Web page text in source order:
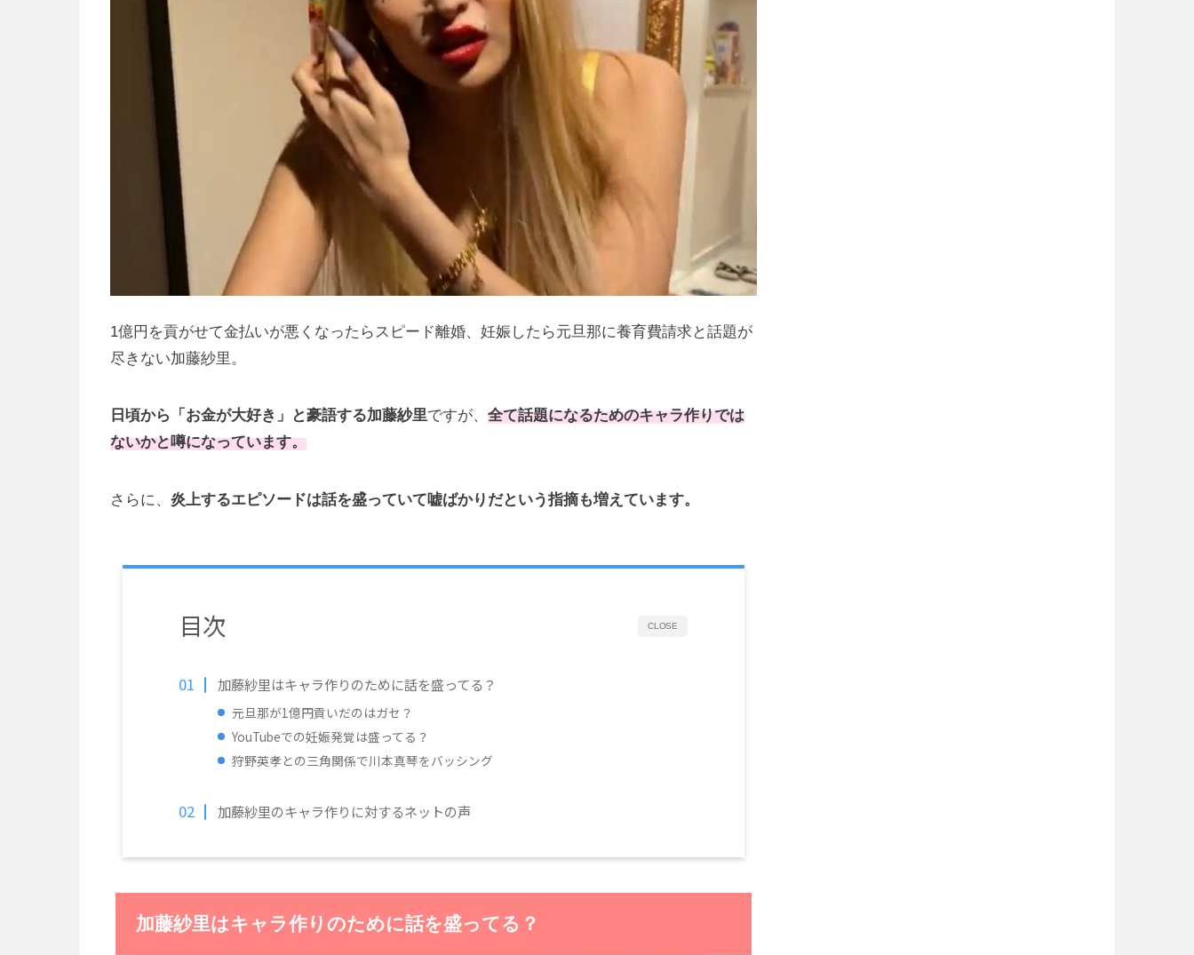
1億円を貢がせて金払いが悪くなったらスピード離婚、妊娠したら元旦那に養育費請求と話題が
尽きない加藤紗里。
日頃から「お金が大好き」と豪語する加藤紗里ですが、 全て話題になるためのキャラ作りでは
ないかと噂になっています。
さらに、 炎上するエピソードは話を盛っていて嘘ばかりだという指摘も増えています。
CLOSE
目次
加藤紗里はキャラ作りのために話を盛ってる？
元旦那が1億円貢いだのはガセ？
YouTubeでの妊娠発覚は盛ってる？
狩野英孝との三角関係で川本真琴をバッシング
加藤紗里のキャラ作りに対するネットの声
加藤紗里はキャラ作りのために話を盛ってる？